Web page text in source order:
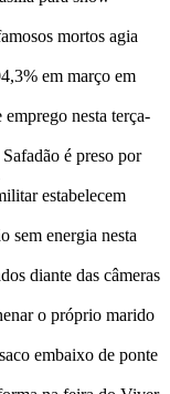
mortos agia
em março em
nesta terça-
é preso por
estabelecem
sem energia nesta
diante das câmeras
o próprio marido
embaixo de ponte